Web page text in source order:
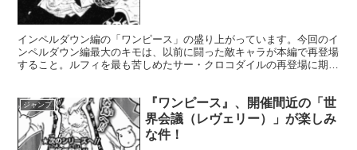
インペルダウン編の「ワンピース」の盛り上がっています。今回のイ
ンペルダウン編最大のキモは、以前に闘った敵キャラが本編で再登場
すること。ルフィを最も苦しめたサー・クロコダイルの再登場に期待
ジャンプ
『ワンピース』、開催間近の「世
界会議（レヴェリー）」が楽しみ
な件！